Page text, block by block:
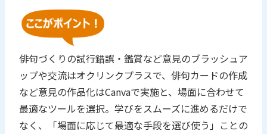
俳句づくりの試行錯誤・鑑賞など意見のブラッシュア
ップや交流はオクリンクプラスで、俳句カードの作成
など意見の作品化はCanvaで実施と、場面に合わせて
最適なツールを選択。学びをスムーズに進めるだけで
なく、「場面に応じて最適な手段を選び使う」ことの